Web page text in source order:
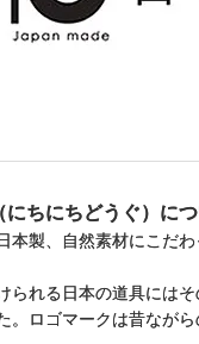
にちにちどうぐ）に
本製、自然素材にこだ
られる日本の道具には
。ロゴマークは昔なが